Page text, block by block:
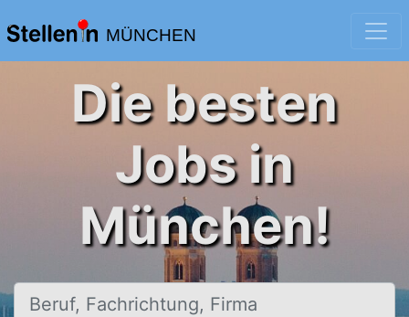
MÜNCHEN
Die besten
Jobs in
München!
Beruf, Fachrichtung, Firma